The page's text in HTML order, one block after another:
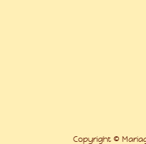
Copyright ©